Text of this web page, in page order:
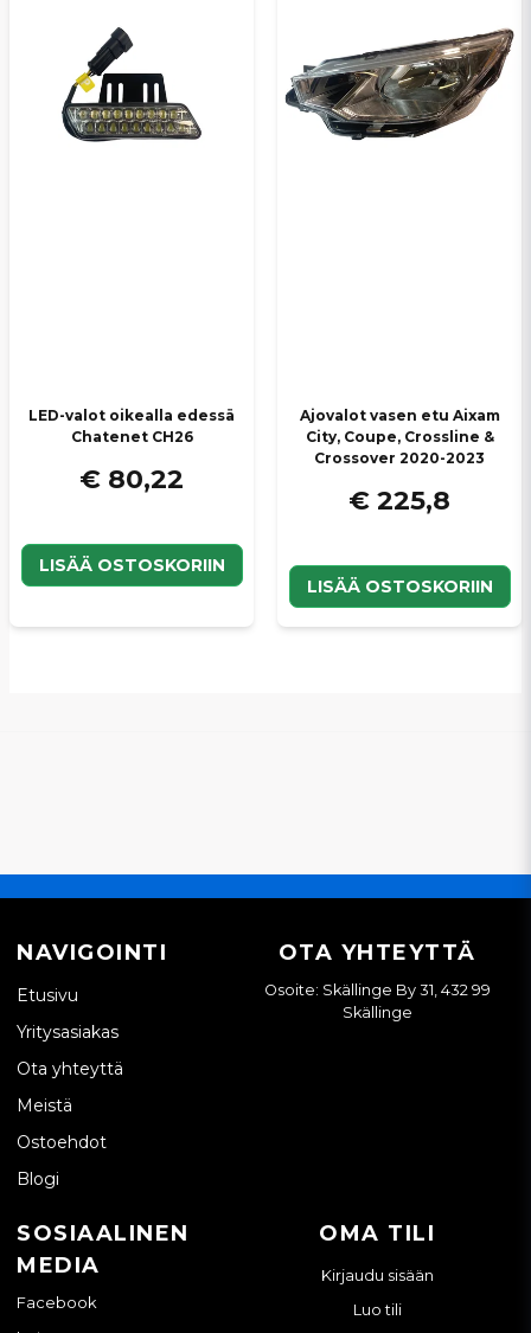
LED-valot oikealla edessä
Chatenet CH26
€ 80,22
LISÄÄ OSTOSKORIIN
Ajovalot vasen etu Aixam
City, Coupe, Crossline &
Crossover 2020-2023
€ 225,8
LISÄÄ OSTOSKORIIN
NAVIGOINTI
Etusivu
Yritysasiakas
Ota yhteyttä
Meistä
Ostoehdot
Blogi
OTA YHTEYTTÄ
Osoite: Skällinge By 31, 432 99
Skällinge
SOSIAALINEN
MEDIA
Facebook
OMA TILI
Kirjaudu sisään
Luo tili